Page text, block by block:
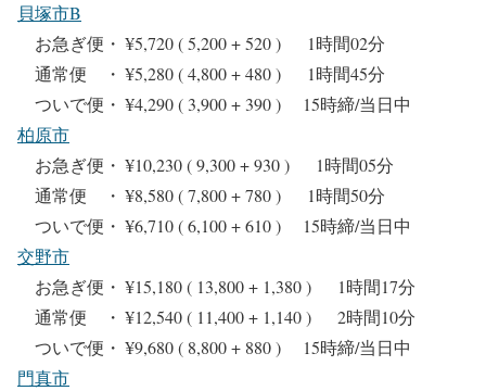
貝塚市B
お急ぎ便・ ¥5,720 ( 5,200 + 520 ) 1時間02分
通常便 ・ ¥5,280 ( 4,800 + 480 ) 1時間45分
ついで便・ ¥4,290 ( 3,900 + 390 ) 15時締/当日中
柏原市
お急ぎ便・ ¥10,230 ( 9,300 + 930 ) 1時間05分
通常便 ・ ¥8,580 ( 7,800 + 780 ) 1時間50分
ついで便・ ¥6,710 ( 6,100 + 610 ) 15時締/当日中
交野市
お急ぎ便・ ¥15,180 ( 13,800 + 1,380 ) 1時間17分
通常便 ・ ¥12,540 ( 11,400 + 1,140 ) 2時間10分
ついで便・ ¥9,680 ( 8,800 + 880 ) 15時締/当日中
門真市